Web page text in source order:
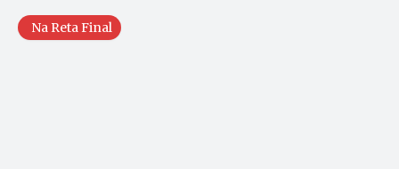
Na Reta Final